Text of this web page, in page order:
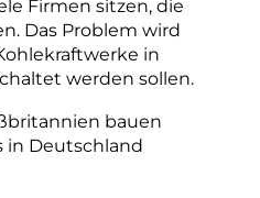
Firmen sitzen, die
Das Problem wird
in
werden sollen.
bauen
in Deutschland